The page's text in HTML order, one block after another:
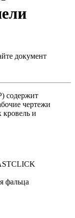
документ
содержит
чертежи
кровель и
фальца